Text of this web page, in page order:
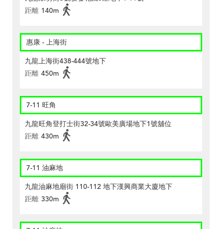
距離 140m
惠康 - 上海街
九龍上海街438-444號地下
距離 450m
7-11 旺角
九龍旺角登打士街32-34號歐美廣場地下1號舖位
距離 430m
7-11 油麻地
九龍油麻地廟街 110-112 地下漢興商業大廈地下
距離 330m